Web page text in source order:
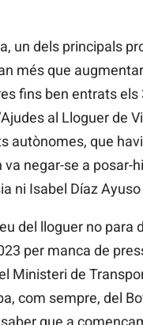
un dels principals
més que
fins ben entrats
al Lloguer de
autònomes, que
negar-se a posar-
ni Isabel Díaz
del lloguer no para
per manca de
Ministeri de
com sempre, del
que a